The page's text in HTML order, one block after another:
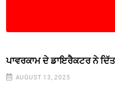
ਪਾਵਰਕਾਮ ਦੇ ਡਾਇਰੈਕਟਰ ਨੇ
AUGUST 13, 2025